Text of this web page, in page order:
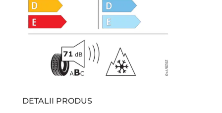
DETALII PRODUS